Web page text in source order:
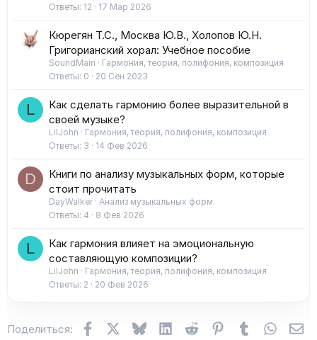
Ответы 12 17 Мар 2026
Кюрегян Т.С., Москва Ю.В., Холопов Ю.Н.
Григорианский хорал: Учебное пособие
SoundMain
Гармония, теория, полифония, композиция
Ответы 0 20 Сен 2023
L
Как сделать гармонию более выразительной в
своей музыке?
LilJohn
Гармония, теория, полифония, композиция
Ответы 3 14 Фев 2026
D
Книги по анализу музыкальных форм, которые
стоит прочитать
DayWalker Анализ музыкальных форм
Ответы 4 8 Фев 2026
L
Как гармония влияет на эмоциональную
составляющую композиции?
LilJohn
Гармония, теория, полифония, композиция
Ответы 2 20 Фев 2026
Поделиться: FacebookX (Twitter)
BlueskyLinkedInReddit Pinterest
Tumblr